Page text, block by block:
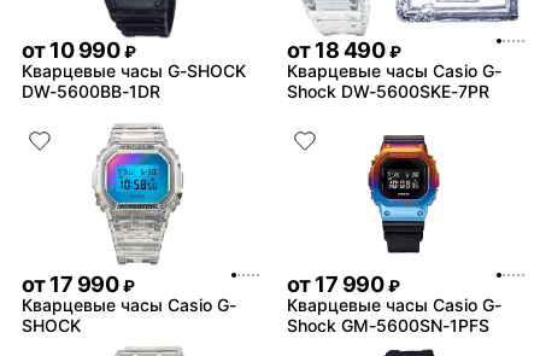
от10 990 ₽
Кварцевые часы G-SHOCK
DW-5600BB-1DR
от18 490 ₽
Кварцевые часы Casio G-
Shock DW-5600SKE-7PR
от17 990 ₽
Кварцевые часы Casio G-
SHOCK
от17 990 ₽
Кварцевые часы Casio G-
Shock GM-5600SN-1PFS